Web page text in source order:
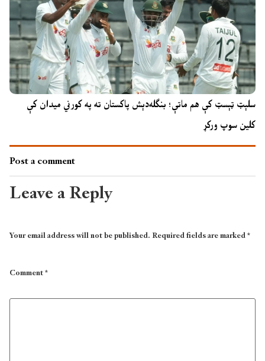
سلېټ ټېسټ کې هم ماتې؛ بنګله‌دېش پاکستان ته په کورني میدان کې
کلین سوپ ورکړ
Post a comment
Leave a Reply
Your email address will not be published.Required fields are marked*
Comment*